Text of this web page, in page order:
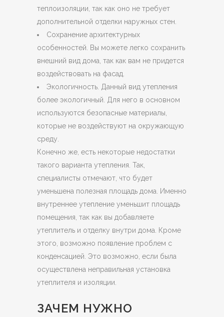
теплоизоляции, так как оно не требует
дополнительной отделки наружных стен.
Сохранение архитектурных
особенностей. Вы можете легко сохранить
внешний вид дома, так как вам не придется
воздействовать на фасад.
Экологичность. Данный вид утепления
более экологичный. Для него в основном
используются безопасные материалы,
которые не воздействуют на окружающую
среду.
Конечно же, есть некоторые недостатки
такого варианта утепления. Так,
специалисты отмечают, что будет
уменьшена полезная площадь дома. Именно
внутреннее утепление уменьшит площадь
помещения, так как вы добавляете
утеплитель и отделку внутри дома. Кроме
этого, возможно появление проблем с
конденсацией. Это возможно, если была
осуществлена неправильная установка
утеплителя и изоляции.
ЗАЧЕМ НУЖНО